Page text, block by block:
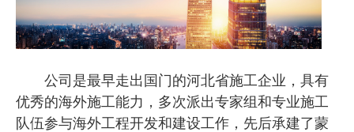
公司是最早走出国门的河北省施工企业，具有
优秀的海外施工能力，多次派出专家组和专业施工
队伍参与海外工程开发和建设工作，先后承建了蒙